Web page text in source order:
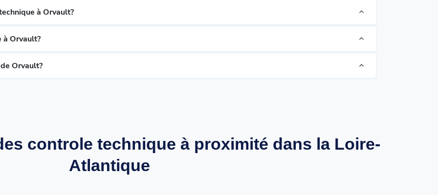
à Orvault?
à Orvault?
Orvault?
controle technique à proximité dans la Loire-
Atlantique